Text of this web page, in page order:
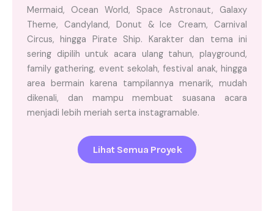
Mermaid, Ocean World, Space Astronaut, Galaxy
Theme, Candyland, Donut & Ice Cream, Carnival
Circus, hingga Pirate Ship. Karakter dan tema ini
sering dipilih untuk acara ulang tahun, playground,
family gathering, event sekolah, festival anak, hingga
area bermain karena tampilannya menarik, mudah
dikenali, dan mampu membuat suasana acara
menjadi lebih meriah serta instagramable.
Lihat Semua Proyek